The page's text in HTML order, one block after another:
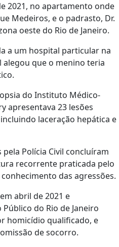
2021, no apartamento onde
Medeiros, e o padrasto, Dr.
oeste do Rio de Janeiro.
a um hospital particular na
alegou que o menino teria
do Instituto Médico-
apresentava 23 lesões
laceração hepática e
Polícia Civil concluíram
recorrente praticada pelo
das agressões.
abril de 2021 e
do Rio de Janeiro
homicídio qualificado, e
de socorro.